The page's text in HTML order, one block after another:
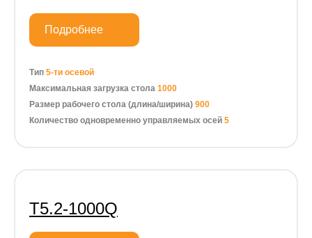
Подробнее
Тип 5-ти осевой
Максимальная загрузка стола 1000
Размер рабочего стола (длина/ширина) 900
Количество одновременно управляемых осей 5
Т5.2-1000Q